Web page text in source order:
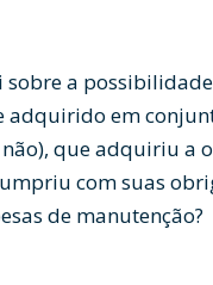
sobre a
adquirido em
que adquiriu a
com suas
de manutenção?